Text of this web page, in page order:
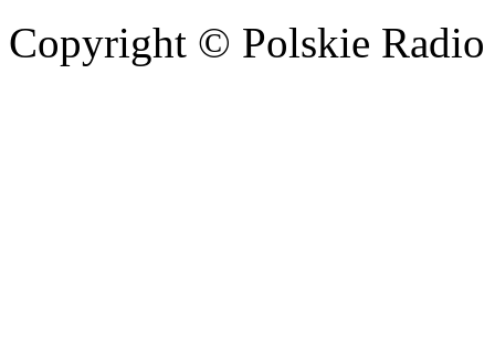
Copyright © Polskie